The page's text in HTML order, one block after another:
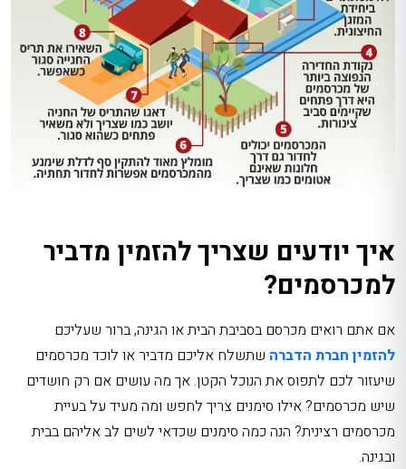
איך יודעים שצריך להזמין מדביר
למכרסמים?
אם אתם רואים מכרסם בסביבת הבית או הגינה, ברור שעליכם
להזמין חברת הדברה שתשלח אליכם מדביר או לוכד מכרסמים
שיעזור לכם לתפוס את הנוכל הקטן. אך מה עושים אם רק חושדים
שיש מכרסמים? אילו סימנים צריך לחפש ומה מעיד על בעיית
מכרסמים רצינית? הנה כמה סימנים שכדאי לשים לב אליהם בבית
ובגינה.